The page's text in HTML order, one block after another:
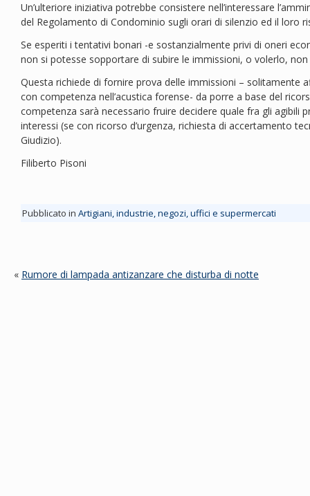
Un’ulteriore iniziativa potrebbe consistere nell’interessare
del Regolamento di Condominio sugli orari di silenzio ed il loro
Se esperiti i tentativi bonari -e sostanzialmente privi di oneri
non si potesse sopportare di subire le immissioni, o volerlo,
Questa richiede di fornire prova delle immissioni – solitamente
con competenza nell’acustica forense- da porre a base del
competenza sarà necessario fruire decidere quale fra gli agibili
interessi (se con ricorso d’urgenza, richiesta di accertamento
Giudizio).
Filiberto Pisoni
Pubblicato in Artigiani, industrie, negozi, uffici e supermercati
« Rumore di lampada antizanzare che disturba di notte